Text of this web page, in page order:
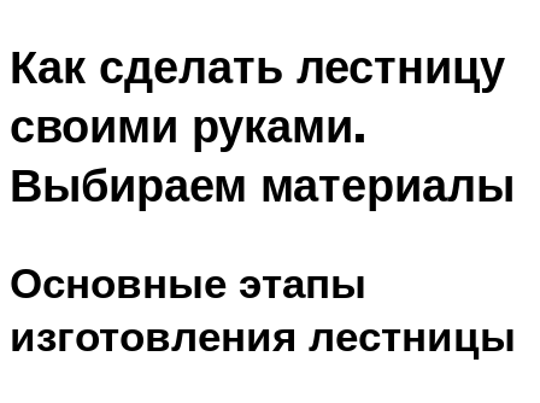
Как сделать лестницу
своими руками.
Выбираем материалы
Основные этапы
изготовления лестницы